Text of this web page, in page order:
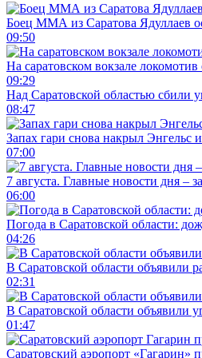
Боец ММА из Саратова Ядуллаев
09:50
На саратовском вокзале локомотив
09:29
Над Саратовской областью сбили
08:47
Запах гари снова накрыл Энгельс
07:00
7 августа. Главные новости дня –
06:00
Погода в Саратовской области:
04:26
В Саратовской области объявили
02:31
В Саратовской области объявили
01:47
Саратовский аэропорт «Гагарин»